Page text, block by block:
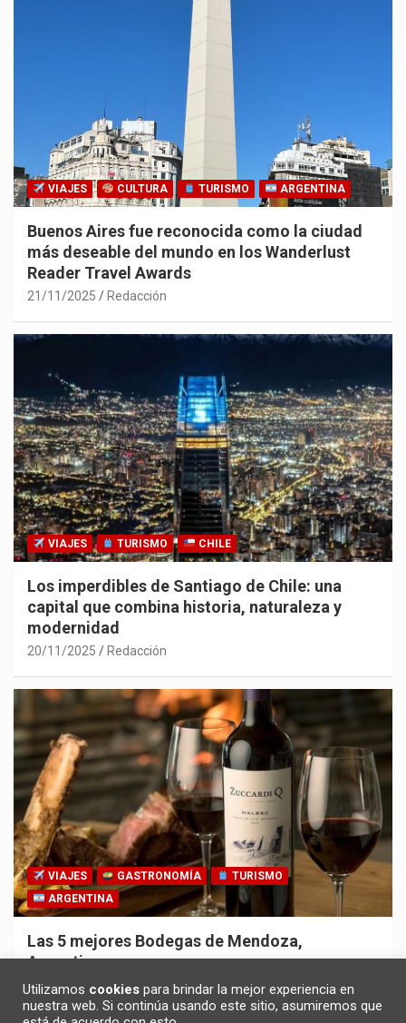
VIAJES CULTURA TURISMO ARGENTINA
Buenos Aires fue reconocida como la ciudad
más deseable del mundo en los Wanderlust
Reader Travel Awards
21/11/2025 Redacción
VIAJES TURISMO CHILE
Los imperdibles de Santiago de Chile: una
capital que combina historia, naturaleza y
modernidad
20/11/2025 Redacción
VIAJES GASTRONOMÍA
TURISMO
ARGENTINA
Las 5 mejores Bodegas de Mendoza,
Argentina
30/10/2025 Redacción
Utilizamos cookies para brindar la mejor experiencia en
nuestra web. Si continúa usando este sitio, asumiremos que